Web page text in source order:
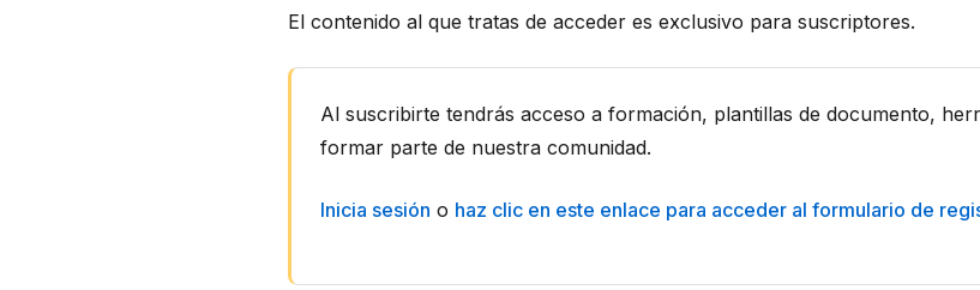
El contenido al que tratas de acceder es exclusivo para suscriptores.
Al suscribirte tendrás acceso a formación, plantillas de documento,
formar parte de nuestra comunidad.
Inicia sesión o haz clic en este enlace para acceder al formulario de